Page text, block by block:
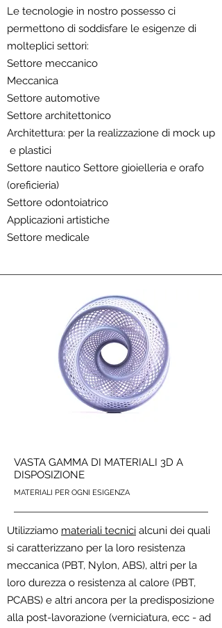
Le tecnologie in nostro possesso ci
permettono di soddisfare le esigenze di
molteplici settori:
Settore meccanico
Meccanica
Settore automotive
Settore architettonico
Architettura: per la realizzazione di mock up
e plastici
Settore nautico Settore gioielleria e orafo
(oreficieria)
Settore odontoiatrico
Applicazioni artistiche
Settore medicale
VASTA GAMMA DI MATERIALI 3D A
DISPOSIZIONE
MATERIALI PER OGNI ESIGENZA
Utilizziamo materiali tecnici alcuni dei quali
si caratterizzano per la loro resistenza
meccanica (PBT, Nylon, ABS), altri per la
loro durezza o resistenza al calore (PBT,
PCABS) e altri ancora per la predisposizione
alla post-lavorazione (verniciatura, ecc - ad